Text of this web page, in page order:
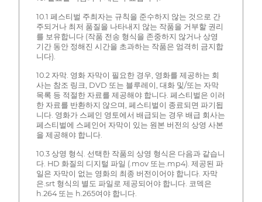
10.1 페스티벌 주최자는 규칙을 준수하지 않는 것으로 간
주되거나 최저 품질을 나타내지 않는 작품을 거부할 권리
를 보유합니다 (작품 전송 형식을 존중하지 않거나 상영
기간 동안 정해진 시간을 초과하는 작품은 엄격히 금지합
니다).
10.2 자막. 영화 자막이 필요한 경우, 영화를 제공하는 회
사는 참조 링크, DVD 또는 블루레이, 대화 및/또는 자막
목록 등 적절한 자료를 제공해야 합니다. 페스티벌은 이러
한 자료를 반환하지 않으며, 페스티벌이 종료되면 파기됩
니다. 영화가 스페인 영토에서 배급되는 경우 배급 회사는
페스티벌에 스페인어 자막이 있는 원본 버전의 상영 사본
을 제공해야 합니다.
10.3 상영 형식. 선택한 작품의 상영 형식은 다음과 같습니
다. HD 화질의 디지털 파일 (.mov 또는.mp4). 제공된 파
일은 자막이 없는 영화의 최종 버전이어야 합니다. 자막
은.srt 형식의 별도 파일로 제공되어야 합니다. 코덱은
h.264 또는 h.265여야 합니다.